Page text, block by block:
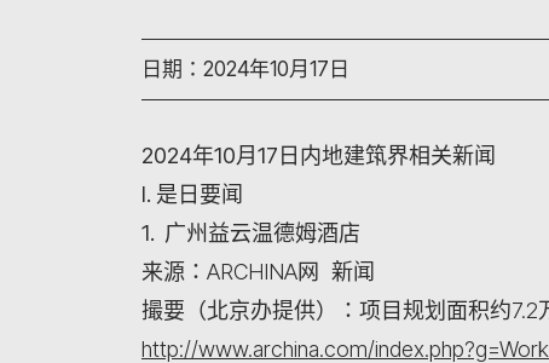
日期：2024年10月17日
2024年10月17日内地建筑界相关新闻
I. 是日要闻
1. 广州益云温德姆酒店
来源：ARCHINA网 新闻
撮要（北京办提供）：项目规划面积约
http://www.archina.com/